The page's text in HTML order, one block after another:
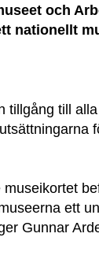
och
nationellt
tillgång till
ett
Gunnar